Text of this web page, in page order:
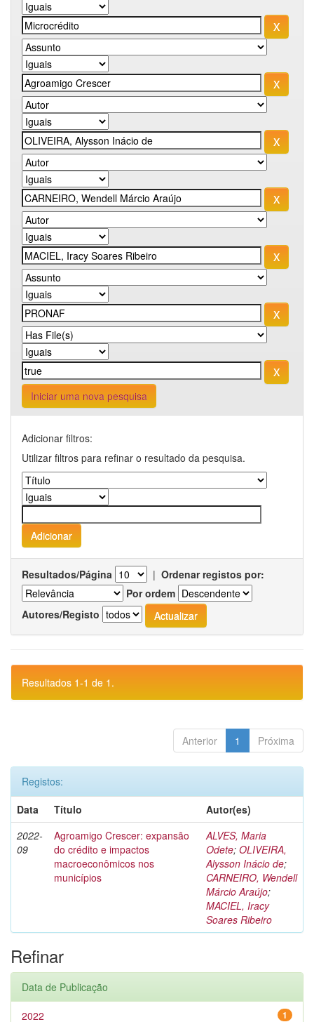
Iniciar uma nova pesquisa
Adicionar filtros:
Utilizar filtros para refinar o resultado da pesquisa.
Resultados/Página | Ordenar registos por:
Por ordem
Autores/Registo
Resultados 1-1 de 1.
Anterior 1 Próxima
Registos:
Data
Título
Autor(es)
2022-
09
Agroamigo Crescer: expansão
do crédito e impactos
macroeconômicos nos
municípios
ALVES, Maria
Odete; OLIVEIRA,
Alysson Inácio de;
CARNEIRO, Wendell
Márcio Araújo;
MACIEL, Iracy
Soares Ribeiro
Refinar
Data de Publicação
1
2022